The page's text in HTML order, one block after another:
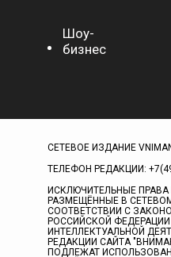
Шоу-
бизнес
СЕТЕВОЕ ИЗДАНИЕ
ТЕЛЕФОН РЕДАКЦИИ:
ИСКЛЮЧИТЕЛЬНЫЕ
РАЗМЕЩЁННЫЕ В СЕТЕВОМ
СООТВЕТСТВИИ С
РОССИЙСКОЙ ФЕДЕРАЦИИ
ИНТЕЛЛЕКТУАЛЬНОЙ
РЕДАКЦИИ САЙТА
ПОДЛЕЖАТ